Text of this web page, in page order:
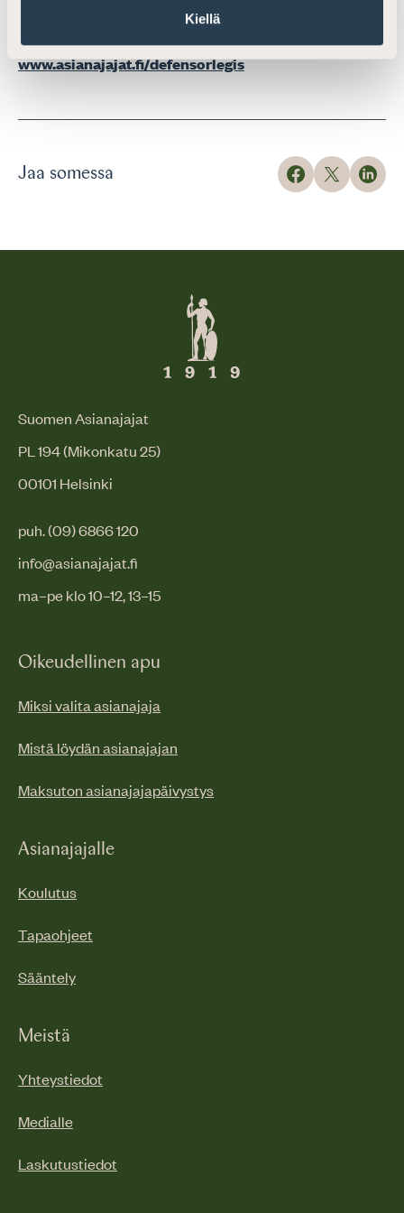
Kiellä
www.asianajajat.fi/defensorlegis
Jaa somessa
Suomen Asianajajat
PL 194 (Mikonkatu 25)
00101 Helsinki
puh. (09) 6866 120
info@asianajajat.fi
ma–pe klo 10–12, 13–15
Oikeudellinen apu
Miksi valita asianajaja
Mistä löydän asianajajan
Maksuton asianajajapäivystys
Asianajajalle
Koulutus
Tapaohjeet
Sääntely
Meistä
Yhteystiedot
Medialle
Laskutustiedot